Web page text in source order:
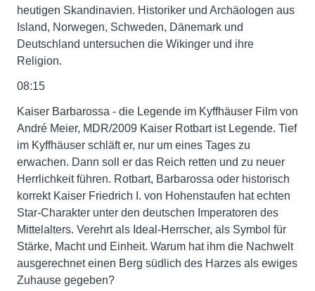
heutigen Skandinavien. Historiker und Archäologen aus
Island, Norwegen, Schweden, Dänemark und
Deutschland untersuchen die Wikinger und ihre
Religion.
08:15
Kaiser Barbarossa - die Legende im Kyffhäuser Film von
André Meier, MDR/2009 Kaiser Rotbart ist Legende. Tief
im Kyffhäuser schläft er, nur um eines Tages zu
erwachen. Dann soll er das Reich retten und zu neuer
Herrlichkeit führen. Rotbart, Barbarossa oder historisch
korrekt Kaiser Friedrich I. von Hohenstaufen hat echten
Star-Charakter unter den deutschen Imperatoren des
Mittelalters. Verehrt als Ideal-Herrscher, als Symbol für
Stärke, Macht und Einheit. Warum hat ihm die Nachwelt
ausgerechnet einen Berg südlich des Harzes als ewiges
Zuhause gegeben?